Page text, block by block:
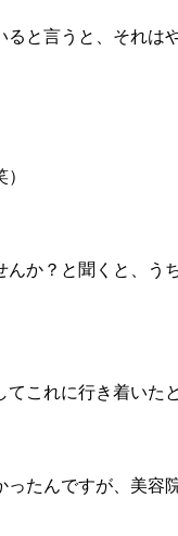
と言うと、それは
んか？と聞くと、う
これに行き着いた
たんですが、美容